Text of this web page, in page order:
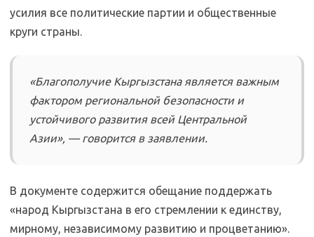
усилия все политические партии и общественные
круги страны.
«Благополучие Кыргызстана является важным
фактором региональной безопасности и
устойчивого развития всей Центральной
Азии», — говорится в заявлении.
В документе содержится обещание поддержать
«народ Кыргызстана в его стремлении к единству,
мирному, независимому развитию и процветанию».